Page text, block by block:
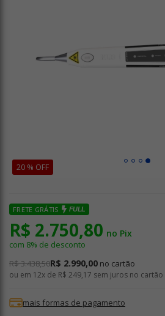
20 % OFF
FRETE GRÁTIS FULL
R$ 2.750,80 no Pix
com 8% de desconto
R$ 3.438,50R$ 2.990,00 no cartão
ou em 12x de R$ 249,17 sem juros no cartão
mais formas de pagamento